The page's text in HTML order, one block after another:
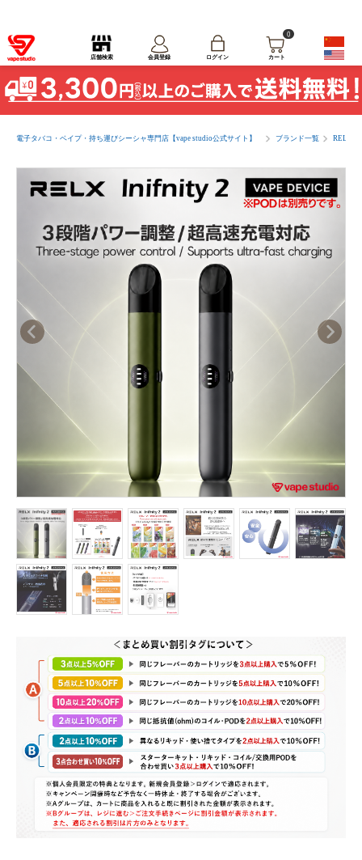
店舗検索 会員登録 ログイン
0
カート
電子タバコ・ベイプ・持ち運びシーシャ専門店【vape studio公式サイト】 ブランド一覧 RELX(